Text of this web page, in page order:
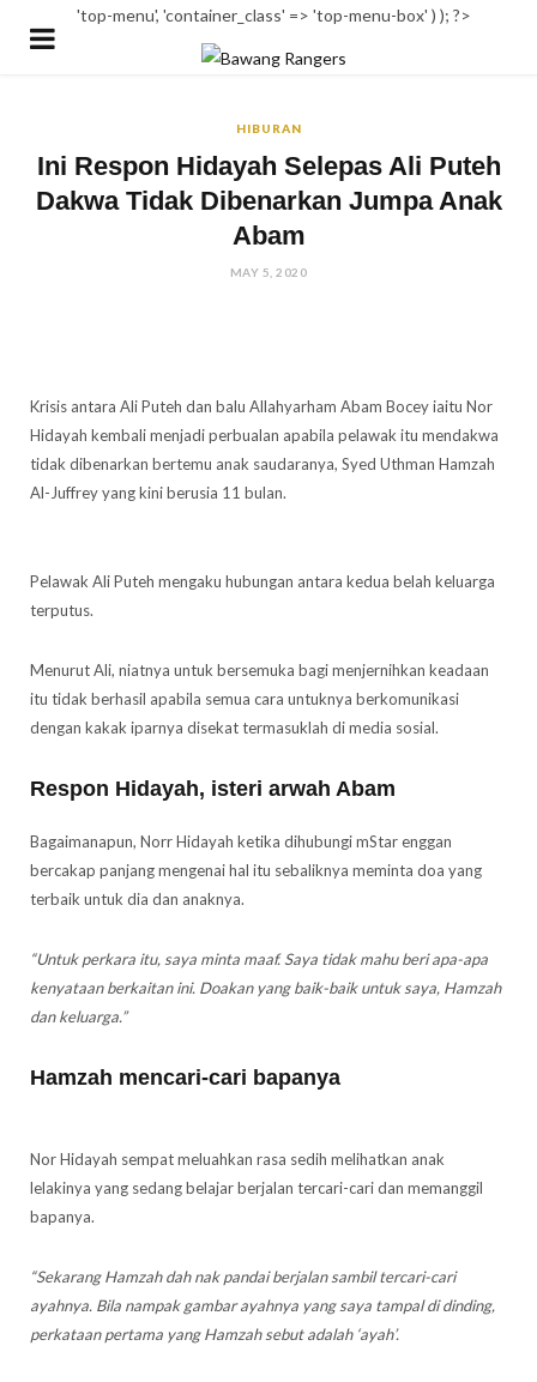
'top-menu', 'container_class' => 'top-menu-box' ) ); ?>
HIBURAN
Ini Respon Hidayah Selepas Ali Puteh
Dakwa Tidak Dibenarkan Jumpa Anak
Abam
MAY 5, 2020
Krisis antara Ali Puteh dan balu Allahyarham Abam Bocey iaitu Nor
Hidayah kembali menjadi perbualan apabila pelawak itu mendakwa
tidak dibenarkan bertemu anak saudaranya, Syed Uthman Hamzah
Al-Juffrey yang kini berusia 11 bulan.
Pelawak Ali Puteh mengaku hubungan antara kedua belah keluarga
terputus.
Menurut Ali, niatnya untuk bersemuka bagi menjernihkan keadaan
itu tidak berhasil apabila semua cara untuknya berkomunikasi
dengan kakak iparnya disekat termasuklah di media sosial.
Respon Hidayah, isteri arwah Abam
Bagaimanapun, Norr Hidayah ketika dihubungi mStar enggan
bercakap panjang mengenai hal itu sebaliknya meminta doa yang
terbaik untuk dia dan anaknya.
“Untuk perkara itu, saya minta maaf. Saya tidak mahu beri apa-apa
kenyataan berkaitan ini. Doakan yang baik-baik untuk saya, Hamzah
dan keluarga.”
Hamzah mencari-cari bapanya
Nor Hidayah sempat meluahkan rasa sedih melihatkan anak
lelakinya yang sedang belajar berjalan tercari-cari dan memanggil
bapanya.
“Sekarang Hamzah dah nak pandai berjalan sambil tercari-cari
ayahnya. Bila nampak gambar ayahnya yang saya tampal di dinding,
perkataan pertama yang Hamzah sebut adalah ‘ayah’.